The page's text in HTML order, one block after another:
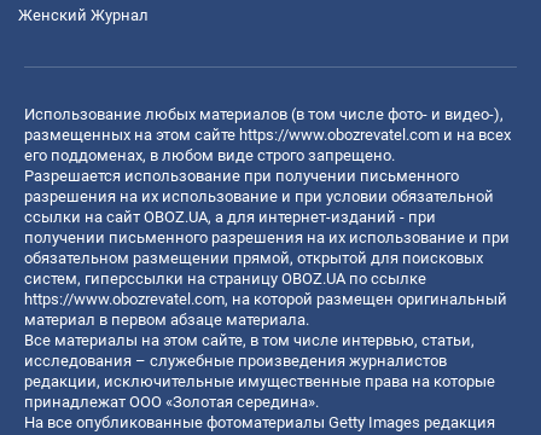
Женский Журнал
Использование любых материалов (в том числе фото- и видео-),
размещенных на этом сайте https://www.obozrevatel.com и на всех
его поддоменах, в любом виде строго запрещено.
Разрешается использование при получении письменного
разрешения на их использование и при условии обязательной
ссылки на сайт OBOZ.UA, а для интернет-изданий - при
получении письменного разрешения на их использование и при
обязательном размещении прямой, открытой для поисковых
систем, гиперссылки на страницу OBOZ.UA по ссылке
https://www.obozrevatel.com, на которой размещен оригинальный
материал в первом абзаце материала.
Все материалы на этом сайте, в том числе интервью, статьи,
исследования – служебные произведения журналистов
редакции, исключительные имущественные права на которые
принадлежат ООО «Золотая середина».
На все опубликованные фотоматериалы Getty Images редакция